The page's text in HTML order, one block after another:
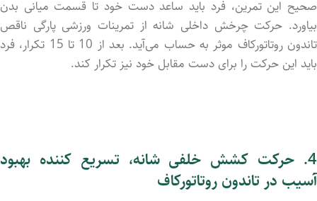
صحیح این تمرین، فرد باید ساعد دست خود تا قسمت میانی بدن
بیاورد. حرکت چرخش داخلی شانه از تمرینات ورزشی پارگی ناقص
تاندون روتاتورکاف موثر به حساب می‌آید. بعد از 10 تا 15 تکرار، فرد
باید این حرکت را برای دست مقابل خود نیز تکرار کند.
4. حرکت کشش خلفی شانه، تسریع کننده بهبود
آسیب در تاندون روتاتورکاف